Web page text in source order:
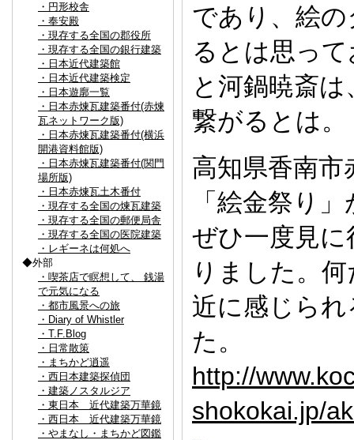
・円形校舎
・奉安殿
・現存する全国の郡役所
・現存する全国の銀行建築
・日本近代建築館
・日本近代建築検定
・日本遊廓一覧
・日本赤煉瓦建築番付(赤煉
瓦ネットワーク版)
・日本赤煉瓦建築番付(横浜
開港資料館版)
・日本赤煉瓦建築番付(関門
場所版)
・日本赤煉瓦土木番付
・現存する全国の煉瓦建築
・現存する全国の郵便局舎
・現存する全国の医院建築
・レギーネは何処へ
◆外部
・喫茶店で瞑想して、 銭湯
で元気になる
・都市風景への旅
・Diary of Whistler
・T.F.Blog
・日常散策
・まちかど逍遥
・西日本建築探偵団
・建築ノスタルジア
・東日本 近代建築万華鏡
・西日本 近代建築万華鏡
・やまなし・まちかど図鑑
であり、絵
るとは思っ
と河鍋暁斎
繋がるとは。
高知県香南市
「絵金祭り
ぜひ一度見
りました。
近に感じら
た。
http://
shokokai.jp/